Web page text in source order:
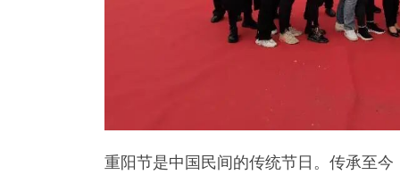
重阳节是中国民间的传统节日。传承至